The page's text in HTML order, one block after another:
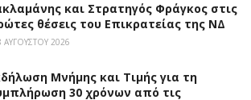
και Στρατηγός Φράγκος στις
θέσεις του Επικρατείας της ΝΔ
ΑΥΓΟΎΣΤΟΥ 2026
Μνήμης και Τιμής για τη
30 χρόνων από τις